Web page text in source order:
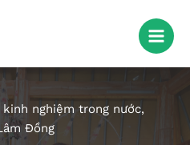
kinh nghiệm trong nước,
Đồng